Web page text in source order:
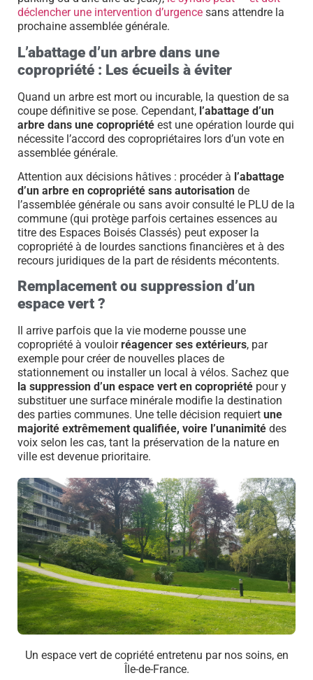
déclencher une intervention d’urgence sans attendre la
prochaine assemblée générale.
L’abattage d’un arbre dans une
copropriété : Les écueils à éviter
Quand un arbre est mort ou incurable, la question de sa
coupe définitive se pose. Cependant, l’abattage d’un
arbre dans une copropriété est une opération lourde qui
nécessite l’accord des copropriétaires lors d’un vote en
assemblée générale.
Attention aux décisions hâtives : procéder à l’abattage
d’un arbre en copropriété sans autorisation de
l’assemblée générale ou sans avoir consulté le PLU de la
commune (qui protège parfois certaines essences au
titre des Espaces Boisés Classés) peut exposer la
copropriété à de lourdes sanctions financières et à des
recours juridiques de la part de résidents mécontents.
Remplacement ou suppression d’un
espace vert ?
Il arrive parfois que la vie moderne pousse une
copropriété à vouloirréagencer ses extérieurs, par
exemple pour créer de nouvelles places de
stationnement ou installer un local à vélos. Sachez que
la suppression d’un espace vert en copropriété pour y
substituer une surface minérale modifie la destination
des parties communes. Une telle décision requiert une
majorité extrêmement qualifiée, voire l’unanimité des
voix selon les cas, tant la préservation de la nature en
ville est devenue prioritaire.
Un espace vert de copriété entretenu par nos soins, en
Île-de-France.